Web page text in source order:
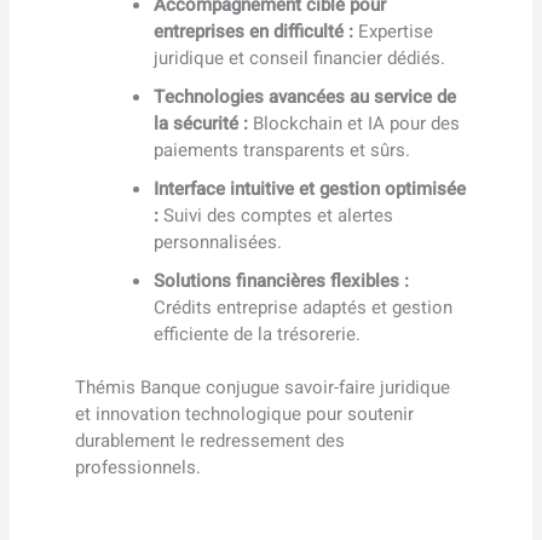
entreprises en difficulté : Expertise
juridique et conseil financier dédiés.
Technologies avancées au service de
la sécurité : Blockchain et IA pour des
paiements transparents et sûrs.
Interface intuitive et gestion optimisée
:Suivi des comptes et alertes
personnalisées.
Solutions financières flexibles :
Crédits entreprise adaptés et gestion
efficiente de la trésorerie.
Thémis Banque conjugue savoir-faire juridique
et innovation technologique pour soutenir
durablement le redressement des
professionnels.